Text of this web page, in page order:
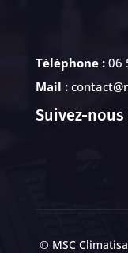
Téléphone : 06
Mail :
Suivez-nous
© MSC